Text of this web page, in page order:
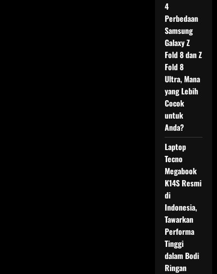
4
Perbedaan
Samsung
Galaxy Z
Fold 8 dan Z
Fold 8
Ultra, Mana
yang Lebih
Cocok
untuk
Anda?
Laptop
Tecno
Megabook
K14S Resmi
di
Indonesia,
Tawarkan
Performa
Tinggi
dalam Bodi
Ringan